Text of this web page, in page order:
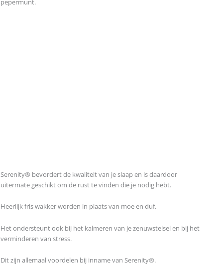
pepermunt.
Serenity® bevordert de kwaliteit van je slaap en is daardoor
uitermate geschikt om de rust te vinden die je nodig hebt.
Heerlijk fris wakker worden in plaats van moe en duf.
Het ondersteunt ook bij het kalmeren van je zenuwstelsel en bij het
verminderen van stress.
Dit zijn allemaal voordelen bij inname van Serenity®.